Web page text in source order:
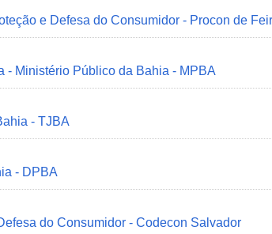
e Defesa do Consumidor - Procon de
- Ministério Público da Bahia - MPBA
- TJBA
- DPBA
do Consumidor - Codecon Salvador